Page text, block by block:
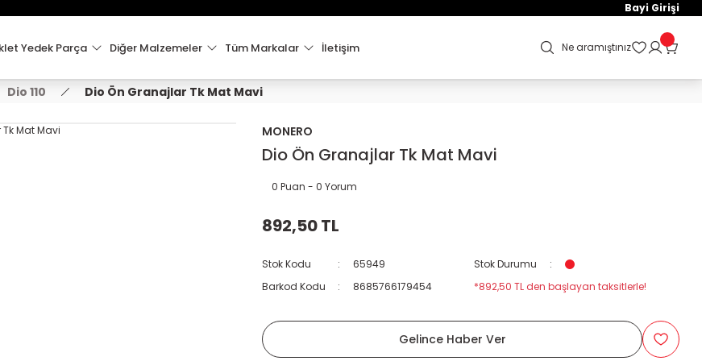
2000 TL VE ÜZERİ KARGO ÜCRETSİZ !
Bayi Girişi
Yedek Parça Diğer Malzemeler Tüm Markalar İletişim Ne aramıştınız
Dio 110 Dio Ön Granajlar Tk Mat Mavi
MONERO
Dio Ön Granajlar Tk Mat Mavi
0 Puan - 0 Yorum
892,50 TL
Stok Kodu 65949
Stok Durumu
Barkod Kodu
8685766179454 *892,50 TL den başlayan taksitlerle!
Gelince Haber Ver